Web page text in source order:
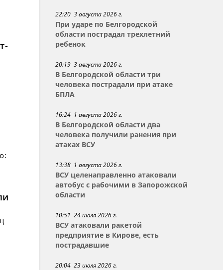
22:20 3 августа 2026 г.
При ударе по Белгородской
области пострадал трехлетний
ребенок
20:19 3 августа 2026 г.
В Белгородской области три
человека пострадали при атаке
БПЛА
16:24 1 августа 2026 г.
В Белгородской области два
человека получили ранения при
атаках ВСУ
13:38 1 августа 2026 г.
ВСУ целенаправленно атаковали
автобус с рабочими в Запорожской
области
10:51 24 июля 2026 г.
ВСУ атаковали ракетой
предприятие в Кирове, есть
пострадавшие
20:04 23 июля 2026 г.